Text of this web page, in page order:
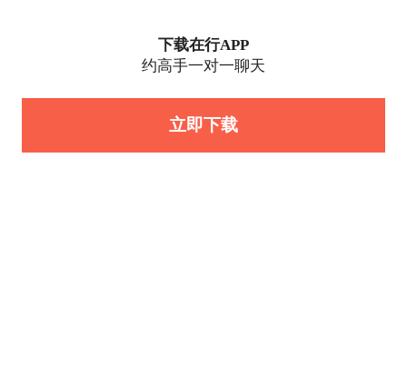
下载在行APP
约高手一对一聊天
立即下载